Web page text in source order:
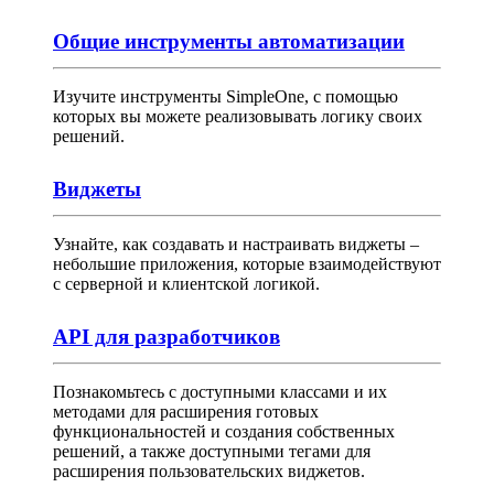
Общие инструменты автоматизации
Изучите инструменты SimpleOne, с помощью
которых вы можете реализовывать логику своих
решений.
Виджеты
Узнайте, как создавать и настраивать виджеты –
небольшие приложения, которые взаимодействуют
с серверной и клиентской логикой.
API для разработчиков
Познакомьтесь с доступными классами и их
методами для расширения готовых
функциональностей и создания собственных
решений, а также доступными тегами для
расширения пользовательских виджетов.